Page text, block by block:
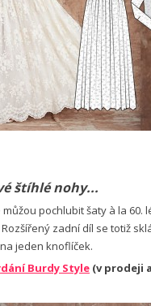
štíhlé nohy...
pochlubit šaty à la
zadní díl se totiž
jeden knoflíček.
Burdy Style (v prodeji